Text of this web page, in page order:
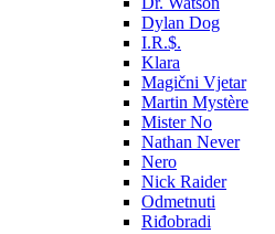
Dylan Dog
I.R.$.
Klara
Magični Vjetar
Martin Mystère
Mister No
Nathan Never
Nero
Nick Raider
Odmetnuti
Riđobradi